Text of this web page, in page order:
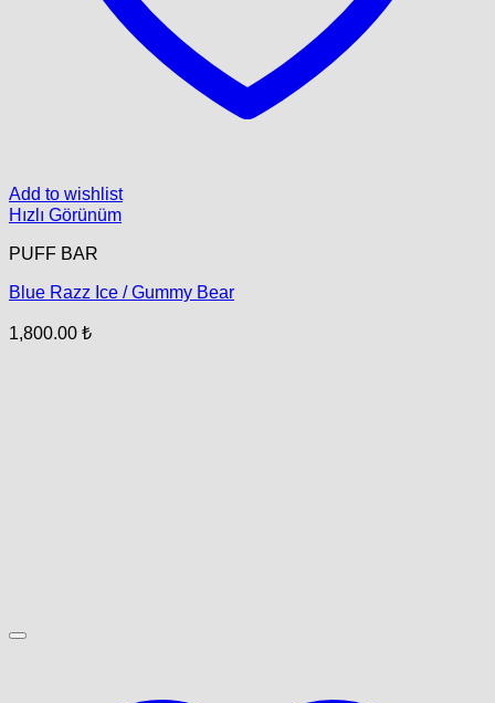
Add to wishlist
Hızlı Görünüm
PUFF BAR
Blue Razz Ice / Gummy Bear
1,800.00 ₺